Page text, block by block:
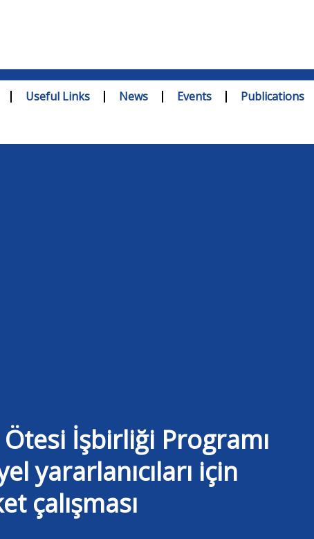
Useful Links News Events Publications
Ötesi İşbirliği Programı
yararlanıcıları için
çalışması